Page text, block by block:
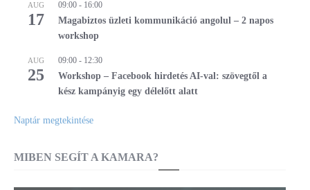
AUG
17
09:00 - 16:00
Magabiztos üzleti kommunikáció angolul – 2 napos
workshop
AUG
25
09:00 - 12:30
Workshop – Facebook hirdetés AI-val: szövegtől a
kész kampányig egy délelőtt alatt
Naptár megtekintése
MIBEN SEGÍT A KAMARA?